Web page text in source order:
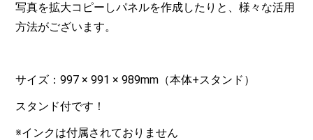
写真を拡大コピーしパネルを作成したりと、様々な活用
方法がございます。
サイズ：997 × 991 × 989mm（本体+スタンド）
スタンド付です！
※インクは付属されておりません